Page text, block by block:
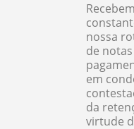
nossa
de
em
da
virtude